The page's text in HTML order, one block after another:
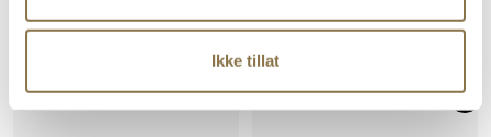
Ikke tillat